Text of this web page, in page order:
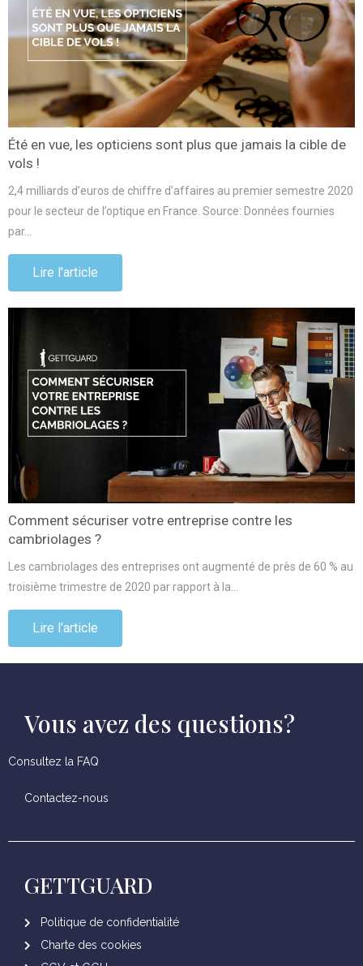
Été en vue, les opticiens sont plus que jamais la cible de
vols !
2,4 milliards d’euros de chiffre d’affaires au premier semestre 2020
pour le secteur de l’optique en France. Source: Données fournies
par…
Lire l'article
Comment sécuriser votre entreprise contre les
cambriolages ?
Les cambriolages des entreprises ont augmenté de près de 60 % au
troisième trimestre de 2020 par rapport à la…
Lire l'article
Vous avez des questions?
Consultez la FAQ
Contactez-nous
GETTGUARD
Politique de confidentialité
Charte des cookies